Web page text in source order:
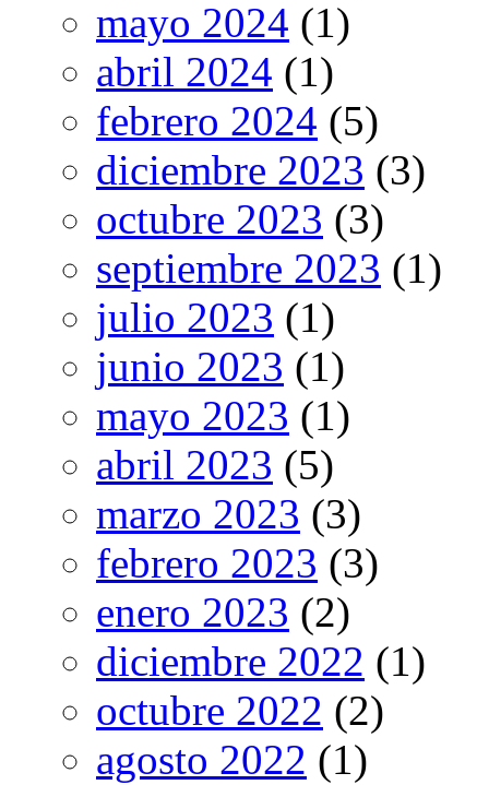
mayo 2024 (1)
abril 2024 (1)
febrero 2024 (5)
diciembre 2023 (3)
octubre 2023 (3)
septiembre 2023 (1)
julio 2023 (1)
junio 2023 (1)
mayo 2023 (1)
abril 2023 (5)
marzo 2023 (3)
febrero 2023 (3)
enero 2023 (2)
diciembre 2022 (1)
octubre 2022 (2)
agosto 2022 (1)